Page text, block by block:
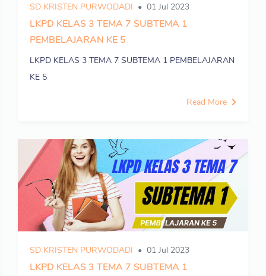
SD KRISTEN PURWODADI 01 Jul 2023
LKPD KELAS 3 TEMA 7 SUBTEMA 1
PEMBELAJARAN KE 5
LKPD KELAS 3 TEMA 7 SUBTEMA 1 PEMBELAJARAN
KE 5
Read More
SD KRISTEN PURWODADI 01 Jul 2023
LKPD KELAS 3 TEMA 7 SUBTEMA 1